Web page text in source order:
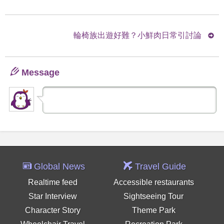
輪椅族出遊好難？小鮮肉日常引討論
Message
Global News
Realtime feed
Star Interview
Character Story
Travel Guide
Accessible restaurants
Sightseeing Tour
Theme Park